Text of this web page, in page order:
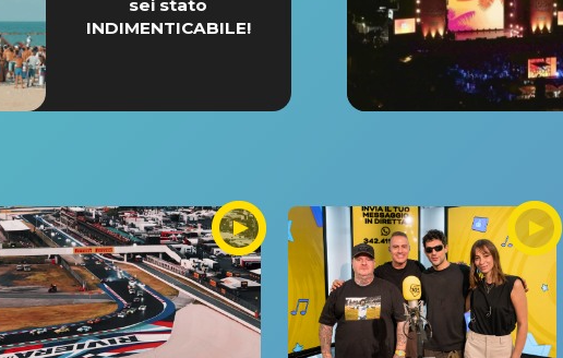
sei stato
INDIMENTICABILE!